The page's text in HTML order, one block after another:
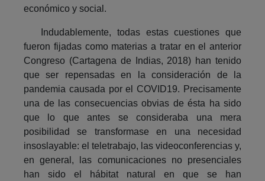
económico y social.
Indudablemente, todas estas cuestiones que
fueron fijadas como materias a tratar en el anterior
Congreso (Cartagena de Indias, 2018) han tenido
que ser repensadas en la consideración de la
pandemia causada por el COVID19. Precisamente
una de las consecuencias obvias de ésta ha sido
que lo que antes se consideraba una mera
posibilidad se transformase en una necesidad
insoslayable: el teletrabajo, las videoconferencias y,
en general, las comunicaciones no presenciales
han sido el hábitat natural en que se han